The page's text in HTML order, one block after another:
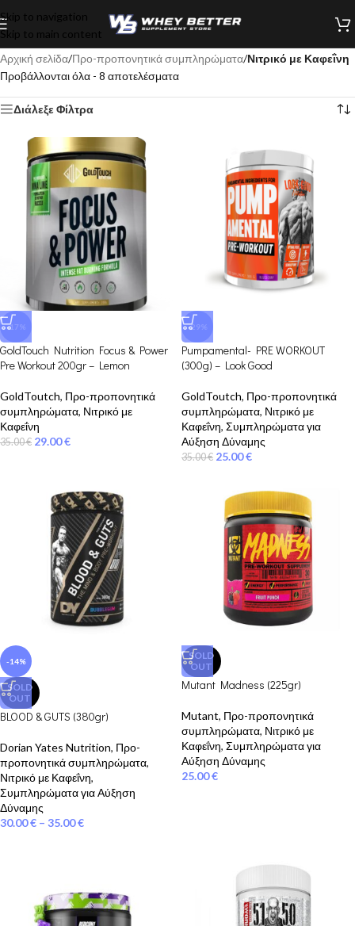
Skip to navigation
Skip to main content
Αρχική σελίδα/Προ-προπονητικά συμπληρώματα/Νιτρικό με Καφεΐνη
Προβάλλονται όλα - 8 αποτελέσματα
Διάλεξε Φίλτρα
-17%
GoldTouch Nutrition Focus & Power
Pre Workout 200gr – Lemon
GoldToutch, Προ-προπονητικά
συμπληρώματα, Νιτρικό με
Καφεΐνη
35.00€ 29.00€
-29%
Pumpamental- PRE WORKOUT
(300g) – Look Good
GoldToutch, Προ-προπονητικά
συμπληρώματα, Νιτρικό με
Καφεΐνη, Συμπληρώματα για
Αύξηση Δύναμης
35.00€ 25.00€
-14%
SOLD
OUT
BLOOD & GUTS (380gr)
Dorian Yates Nutrition, Προ-
προπονητικά συμπληρώματα,
Νιτρικό με Καφεΐνη,
Συμπληρώματα για Αύξηση
Δύναμης
30.00€ – 35.00€
SOLD
OUT
Mutant Madness (225gr)
Mutant, Προ-προπονητικά
συμπληρώματα, Νιτρικό με
Καφεΐνη, Συμπληρώματα για
Αύξηση Δύναμης
25.00€